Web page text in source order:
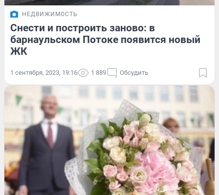
НЕДВИЖИМОСТЬ
Снести и построить заново: в
барнаульском Потоке появится новый
ЖК
1 сентября, 2023, 19:16 1 889 Обсудить